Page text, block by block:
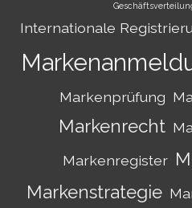
Internationale
Markenprüfung
Markenrecht
Markenregister
Markenstrategie